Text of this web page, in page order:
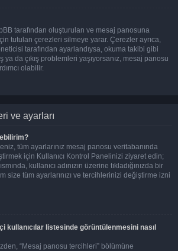
tarafından oluşturulan ve mesaj panosuna
tutulan çerezleri silmeye yarar. Çerezler ayrıca,
tarafından ayarlandıysa, okuma takibi gibi
da çıkış problemleri yaşıyorsanız, mesaj panosu
olabilir.
ve ayarları
tüm ayarlarınız mesaj panosu veritabanında
için Kullanıcı Kontrol Panelinizi ziyaret edin;
kullanıcı adınızın üzerine tıkladığınızda bir
size tüm ayarlarınızı ve tercihlerinizi değiştirme izni
kullanıcılar listesinde görüntülenmesini nasıl
“Mesaj panosu tercihleri” bölümüne